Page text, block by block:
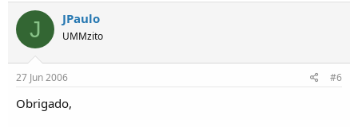
J JPaulo
UMMzito
27 Jun 2006 #6
Obrigado,